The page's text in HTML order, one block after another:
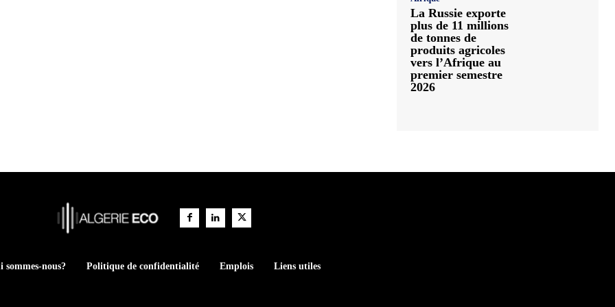
La Russie exporte
plus de 11 millions
de tonnes de
produits agricoles
vers l’Afrique au
premier semestre
2026
sommes-nous? Politique de confidentialité Emplois Liens utiles